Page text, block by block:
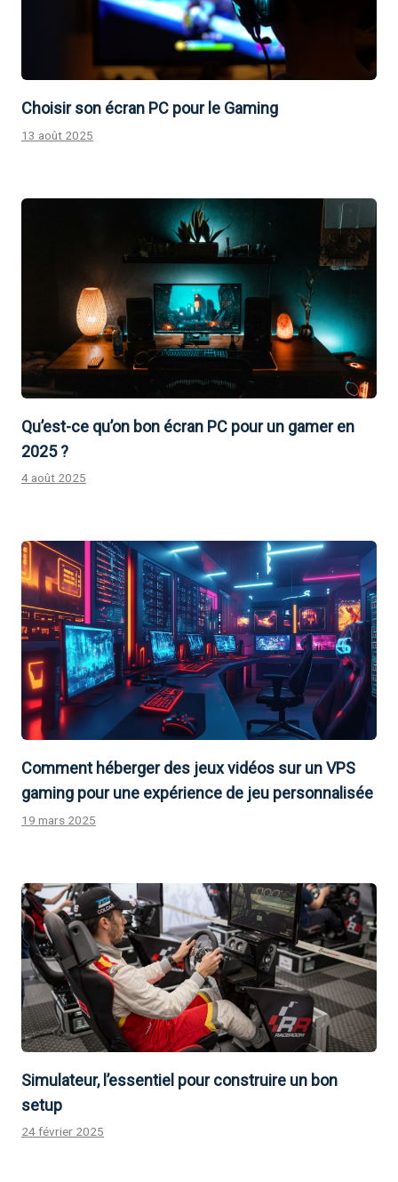
Choisir son écran PC pour le Gaming
13 août 2025
Qu’est-ce qu’on bon écran PC pour un gamer en
2025 ?
4 août 2025
Comment héberger des jeux vidéos sur un VPS
gaming pour une expérience de jeu personnalisée
19 mars 2025
Simulateur, l’essentiel pour construire un bon
setup
24 février 2025